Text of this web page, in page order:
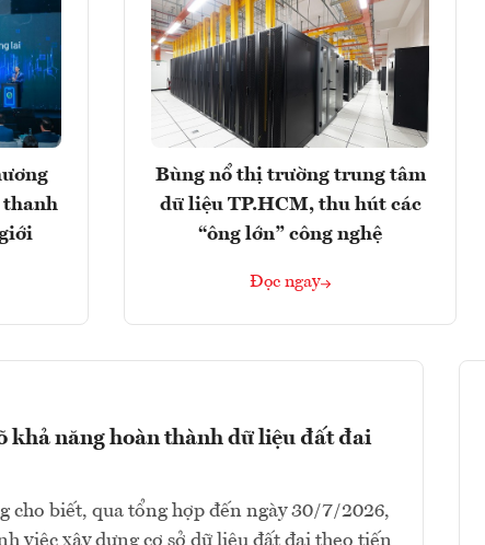
thanh
Bùng nổ thị trường trung tâm
dữ liệu TP.HCM, thu hút các
“ông lớn” công nghệ
Đọc ngay
khả năng hoàn thành dữ liệu đất đai
cho biết, qua tổng hợp đến ngày 30/7/2026,
việc xây dựng cơ sở dữ liệu đất đai theo tiến